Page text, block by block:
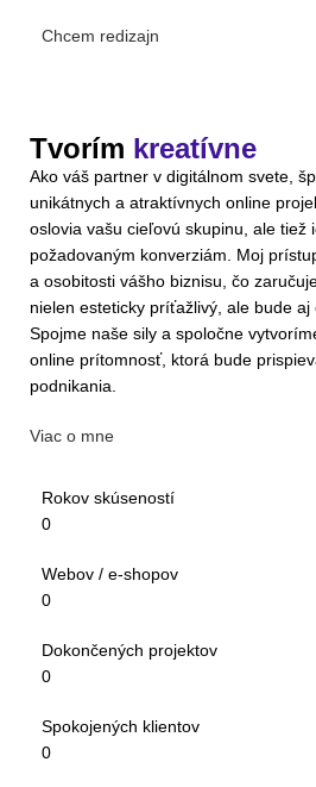
Chcem redizajn
Tvorím kreatívne
Ako váš partner v digitálnom svete,
unikátnych a atraktívnych online
oslovia vašu cieľovú skupinu, ale tiež
požadovaným konverziám. Moj
a osobitosti vášho biznisu, čo
nielen esteticky príťažlivý, ale bude aj
Spojme naše sily a spoločne
online prítomnosť, ktorá bude
podnikania.
Viac o mne
Rokov skúseností
0
Webov / e-shopov
0
Dokončených projektov
0
Spokojených klientov
0